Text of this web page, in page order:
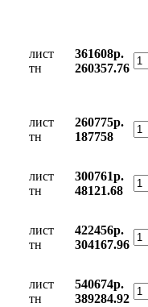
лист
тн
361608р.
260357.76
лист
тн
260775р.
187758
лист
тн
300761р.
48121.68
лист
тн
422456р.
304167.96
лист
тн
540674р.
389284.92